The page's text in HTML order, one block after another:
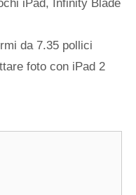
iPad, Infinity Blade
da 7.35 pollici
foto con iPad 2